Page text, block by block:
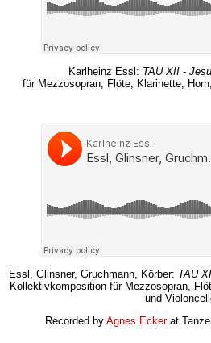
Karlheinz Essl: TAU XII -
für Mezzosopran, Flöte, Klarinette,
Essl, Glinsner, Gruchmann, Körber: TAU
Kollektivkomposition für Mezzosopran,
und
Recorded by Agnes Eckerat